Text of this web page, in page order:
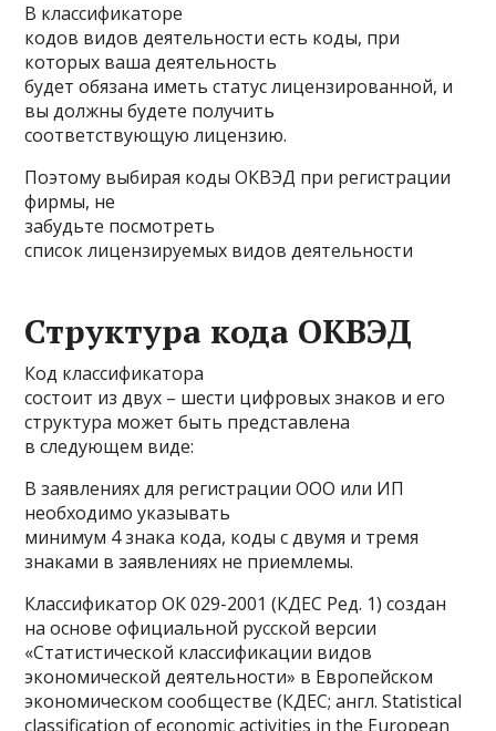
В классификаторе
кодов видов деятельности есть коды, при
которых ваша деятельность
будет обязана иметь статус лицензированной, и
вы должны будете получить
соответствующую лицензию.
Поэтому выбирая коды ОКВЭД при регистрации
фирмы, не
забудьте посмотреть
список лицензируемых видов деятельности
Структура кода ОКВЭД
Код классификатора
состоит из двух – шести цифровых знаков и его
структура может быть представлена
в следующем виде:
В заявлениях для регистрации ООО или ИП
необходимо указывать
минимум 4 знака кода, коды с двумя и тремя
знаками в заявлениях не приемлемы.
Классификатор ОК 029-2001 (КДЕС Ред. 1) создан
на основе официальной русской версии
«Статистической классификации видов
экономической деятельности» в Европейском
экономическом сообществе (КДЕС; англ. Statistical
classification of economic activities in the European